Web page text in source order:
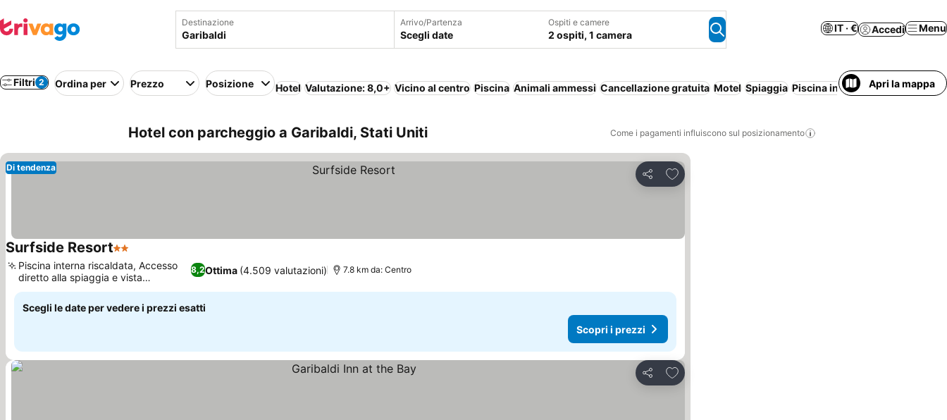
Destinazione Arrivo/Partenza
Scegli date
Ospiti e camere
2 ospiti, 1 camera
IT · € Accedi Menu
Filtri 2 Ordina per Prezzo Posizione Hotel Valutazione: 8,0+ Vicino al centro Piscina Animali ammessi Cancellazione gratuita Motel Spiaggia Piscina interna Stanze per non
Apri la mappa
Hotel con parcheggio a Garibaldi, Stati Uniti Come i pagamenti influiscono sul posizionamento
Condividi
Aggiungi ai preferiti
Di tendenza
Surfside Resort2 Stelle
8,2Ottima (4.509 valutazioni)
Piscina interna riscaldata, Accesso
diretto alla spiaggia e vista
sull'oceano
7.8 km da: Centro
Scegli le date per vedere i prezzi esatti
Scopri i prezzi
Condividi
Aggiungi ai preferiti